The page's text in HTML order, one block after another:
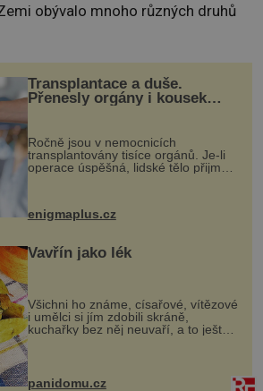
obývalo mnoho různých druhů
Transplantace a duše.
Přenesly orgány i kousek
Ročně jsou v nemocnicích
transplantovány tisíce orgánů. Je-li
operace úspěšná, lidské tělo přijme
enigmaplus.cz
Vavřín jako lék
Všichni ho známe, císařové, vítězové
i umělci si jím zdobili skráně,
kuchařky bez něj neuvaří, a to ještě
nevíte, že bobkový list může výrazně
zmírnit některé naše neduhy.
Obsahuje v malém množství ně...
panidomu.cz